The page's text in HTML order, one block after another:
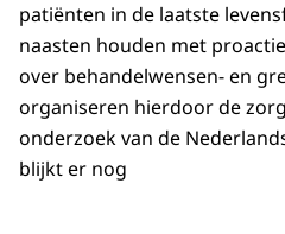
patiënten in de laatste
naasten houden met
over behandelwensen- en
organiseren hierdoor de
onderzoek van de
blijkt er nog